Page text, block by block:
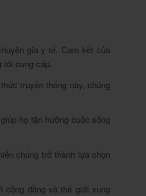
gia y tế. Cam kết của
cung cấp.
truyền thống này, chúng
họ tận hưởng cuộc sống
chúng trở thành lựa chọn
đồng và thế giới xung